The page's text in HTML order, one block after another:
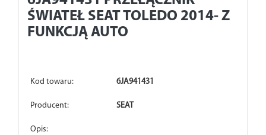
ŚWIATEŁ SEAT TOLEDO 2014- Z
FUNKCJĄ AUTO
Kod towaru: 6JA941431
Producent: SEAT
Opis: